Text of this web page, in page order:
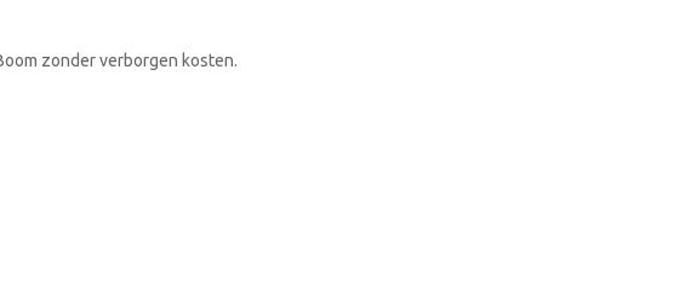
zonder verborgen kosten.